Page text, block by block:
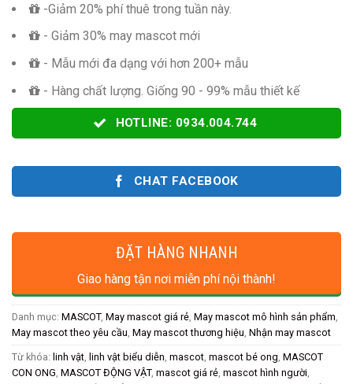
-Giảm 20% phí thuê trong tuần này.
- Giảm 30% may mascot mới
- Mẫu mới đa dạng với hơn 200+ mẫu
- Hàng chất lượng. Giống 90 - 99% mẫu thiết kế
HOTLINE: 0934.004.744
CHAT FACEBOOK
ĐẶT HÀNG NHANH
Giao hàng tận nơi miễn phí nội thành!
Danh mục: MASCOT, May mascot giá rẻ, May mascot mô hình sản phẩm,
May mascot theo yêu cầu, May mascot thương hiệu, Nhận may mascot
Từ khóa: linh vật, linh vật biểu diễn, mascot, mascot bé ong, MASCOT
CON ONG, MASCOT ĐỘNG VẬT, mascot giá rẻ, mascot hình người,